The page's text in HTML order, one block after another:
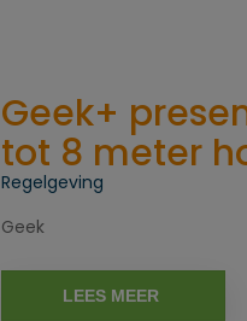
Geek+
tot 8 meter
Regelgeving
Geek
LEES MEER